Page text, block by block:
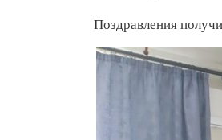
Поздравления